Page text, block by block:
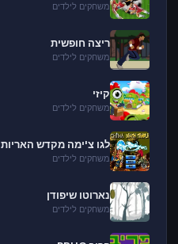
משחקים לילדים
ריצה חופשית
משחקים לילדים
קיזי
משחקים לילדים
לגו צ'ימה מקדש האריות
משחקים לילדים
נארוטו שיפודן
משחקים לילדים